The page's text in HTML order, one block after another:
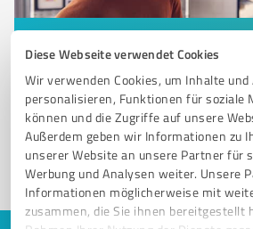
Diese Webseite verwendet Cookies
Wir verwenden Cookies, um Inhalte und
personalisieren, Funktionen für soziale
können und die Zugriffe auf unsere
Außerdem geben wir Informationen zu
unserer Website an unsere Partner für
Werbung und Analysen weiter. Unsere
Informationen möglicherweise mit
zusammen, die Sie ihnen bereitgestellt
Sie möchten auch hier
Registrieren Sie sich jetzt und
Kunden empfohlener ProvenExpert!